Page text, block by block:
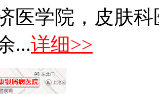
医学院，皮肤
...详细>>